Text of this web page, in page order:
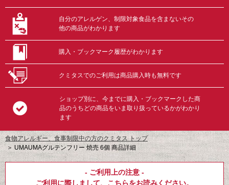
自分のアレルゲン、制限対象食品を含まないその
他の商品がわかります
購入・ブックマーク履歴がわかります
クミタスでのご利用は商品購入時も無料です
ショップ別に、今までに購入・ブックマークした商
品のうちどの商品をいま取り扱っているかがわかり
ます
食物アレルギー、食事制限中の方のクミタス トップ
＞UMAUMAグルテンフリー 焼売 6個 商品詳細
- ご利用上の注意 -
ご利用に際しまして、 こちらをお読みください。